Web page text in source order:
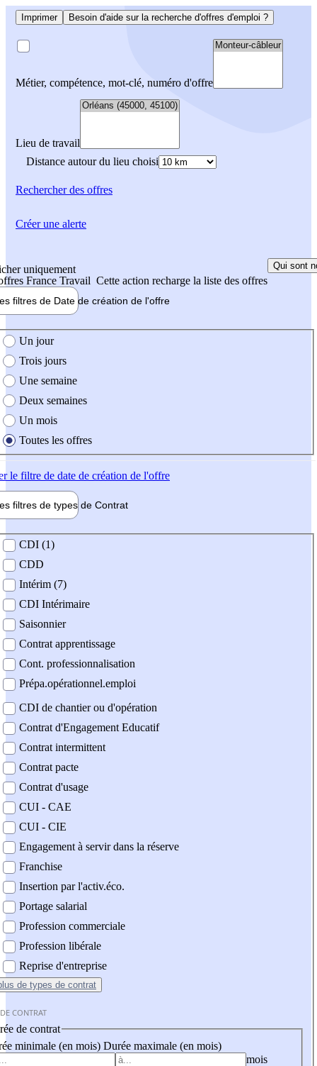
Imprimer Besoin d'aide sur la recherche d'offres d'emploi ?
Métier, compétence, mot-clé, numéro d'offre
Lieu de travail
Distance autour du lieu choisi
Rechercherdes offres
uniquement
France Travail Cette action recharge la liste des offres
Qui sont
filtres de Date de création de l'offre
création de l'offre
Un jour
Trois jours
Une semaine
Deux semaines
Un mois
Toutes les offres
le filtre de date de création de l'offre
filtres de types de Contrat
contrat
CDI (1)
CDD
Intérim (7)
CDI Intérimaire
Saisonnier
Contrat apprentissage
Cont. professionnalisation
Prépa.opérationnel.emploi
CDI de chantier ou d'opération
Contrat d'Engagement Educatif
Contrat intermittent
Contrat pacte
Contrat d'usage
CUI - CAE
CUI - CIE
Engagement à servir dans la réserve
Franchise
Insertion par l'activ.éco.
Portage salarial
Profession commerciale
Profession libérale
Reprise d'entreprise
de types de contrat
CONTRAT
de contrat
minimale (en mois) Durée maximale (en mois)
mois
Créer une alerte